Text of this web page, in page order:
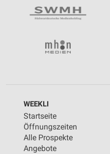
WEEKLI
Startseite
Öffnungszeiten
Alle Prospekte
Angebote